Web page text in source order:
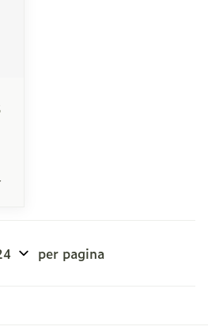
per pagina